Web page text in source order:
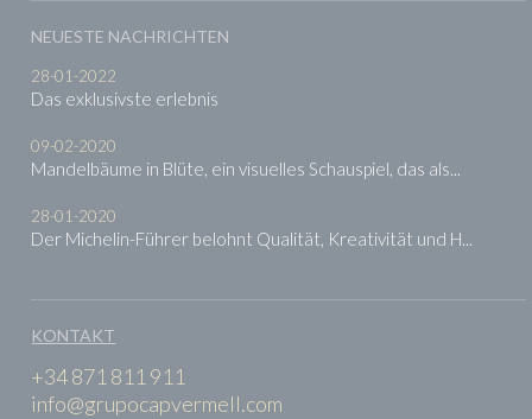
NEUESTE NACHRICHTEN
28-01-2022
Das exklusivste erlebnis
09-02-2020
Mandelbäume in Blüte, ein visuelles Schauspiel, das als...
28-01-2020
Der Michelin-Führer belohnt Qualität, Kreativität und H...
KONTAKT
+34 871 811 911
info@grupocapvermell.com